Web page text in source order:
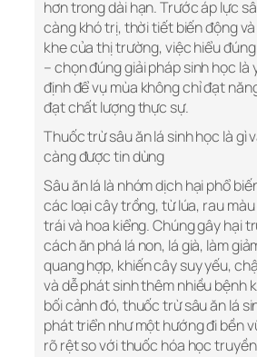
hơn trong dài hạn. Trước áp lực
càng khó trị, thời tiết biến động
khe của thị trường, việc hiểu
– chọn đúng giải pháp sinh học là
định để vụ mùa không chỉ đạt
đạt chất lượng thực sự.
Thuốc trừ sâu ăn lá sinh học là gì
càng được tin dùng
Sâu ăn lá là nhóm dịch hại phổ
các loại cây trồng, từ lúa, rau
trái và hoa kiểng. Chúng gây hại
cách ăn phá lá non, lá già, làm
quang hợp, khiến cây suy yếu,
và dễ phát sinh thêm nhiều bệnh
bối cảnh đó, thuốc trừ sâu ăn lá
phát triển như một hướng đi bền
rõ rệt so với thuốc hóa học